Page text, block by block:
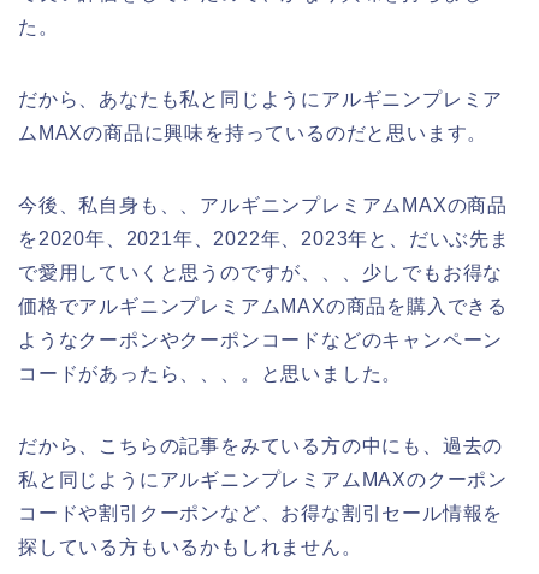
た。
だから、あなたも私と同じようにアルギニンプレミア
ムMAXの商品に興味を持っているのだと思います。
今後、私自身も、、アルギニンプレミアムMAXの商品
を2020年、2021年、2022年、2023年と、だいぶ先ま
で愛用していくと思うのですが、、、少しでもお得な
価格でアルギニンプレミアムMAXの商品を購入できる
ようなクーポンやクーポンコードなどのキャンペーン
コードがあったら、、、。と思いました。
だから、こちらの記事をみている方の中にも、過去の
私と同じようにアルギニンプレミアムMAXのクーポン
コードや割引クーポンなど、お得な割引セール情報を
探している方もいるかもしれません。